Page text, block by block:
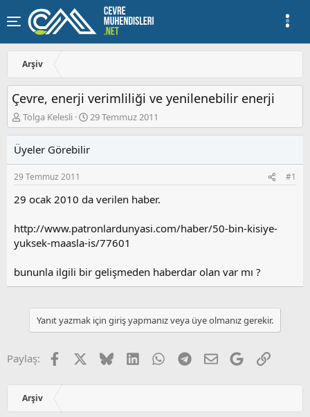
Arşiv
Çevre, enerji verimliliği ve yenilenebilir enerji
K
o
u
y
u
a
l
a
n
Tolga Kelesli
B
a
l
a
ı
t
a
h
i
29 Temmuz 2011
Üyeler Görebilir
29 Temmuz 2011 #1
29 ocak 2010 da verilen haber.
http://www.patronlardunyasi.com/haber/50-bin-kisiye-
yuksek-maasla-is/77601
bununla ilgili bir gelişmeden haberdar olan var mı ?
Yanıt yazmak için giriş yapmanız veya üye olmanız gerekir.
Paylaş: Facebook BlueskyLinkedInWhatsApp
Telegram
E-postaGoogleLink
Arşiv